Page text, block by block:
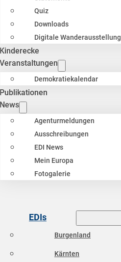
Quiz
Downloads
Digitale Wanderausstellung
Kinderecke
Veranstaltungen
Demokratiekalendar
Publikationen
News
Agenturmeldungen
Ausschreibungen
EDI News
Mein Europa
Fotogalerie
EDIs
Burgenland
Kärnten